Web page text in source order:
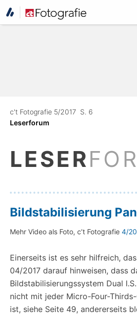
c't Fotografie 5/2017 S. 6
Leserforum
LESER
Bildstabilisierung
Mehr Video als Foto, c’t Fotografie 4/
Einerseits ist es sehr hilfreich,
04/2017 darauf hinweisen, dass
Bildstabilisierungssystem Dual
nicht mit jeder Micro-Four-
ist, siehe Seite 49, andererseits